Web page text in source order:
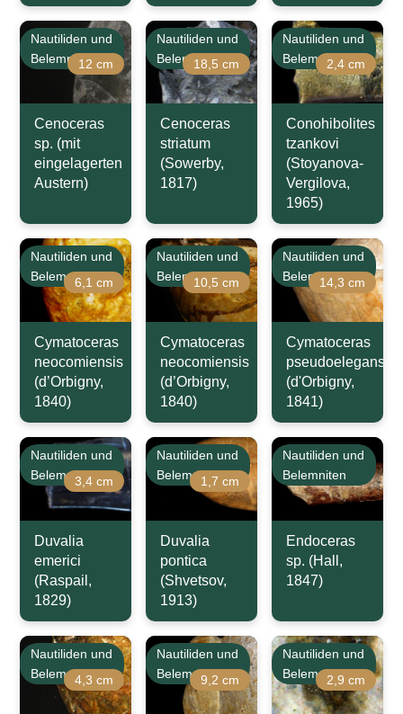
Nautiliden und
Belemniten12 cm
Cenoceras
sp. (mit
eingelagerten
Austern)
Nautiliden und
Belemniten
18,5 cm
Cenoceras
striatum
(Sowerby,
1817)
Nautiliden und
Belemniten2,4 cm
Conohibolites
tzankovi
(Stoyanova-
Vergilova,
1965)
Nautiliden und
Belemniten6,1 cm
Cymatoceras
neocomiensis
(d’Orbigny,
1840)
Nautiliden und
Belemniten
10,5 cm
Cymatoceras
neocomiensis
(d’Orbigny,
1840)
Nautiliden und
Belemniten
14,3 cm
Cymatoceras
pseudoelegans
(d'Orbigny,
1841)
Nautiliden und
Belemniten3,4 cm
Duvalia
emerici
(Raspail,
1829)
Nautiliden und
Belemniten1,7 cm
Duvalia
pontica
(Shvetsov,
1913)
Nautiliden und
Belemniten
Endoceras
sp. (Hall,
1847)
Nautiliden und
Belemniten4,3 cm
Nautiliden und
Belemniten9,2 cm
Nautiliden und
Belemniten2,9 cm